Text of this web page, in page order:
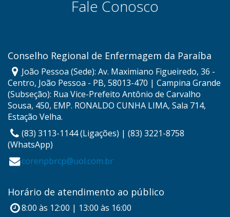
Fale Conosco
Conselho Regional de Enfermagem da Paraíba
João Pessoa (Sede): Av. Maximiano Figueiredo, 36 -
Centro, João Pessoa - PB, 58013-470 | Campina Grande
(Subseção): Rua Vice-Prefeito Antônio de Carvalho
Sousa, 450, EMP. RONALDO CUNHA LIMA, Sala 714,
Estação Velha.
(83) 3113-1144 (Ligações) | (83) 3221-8758
(WhatsApp)
corenpbrcp@uol.com.br
Horário de atendimento ao público
8:00 às 12:00 | 13:00 às 16:00